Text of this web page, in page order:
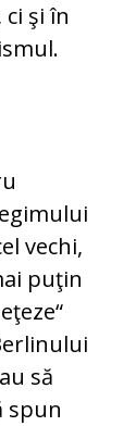
şi în
vechi,
puţin
să
spun